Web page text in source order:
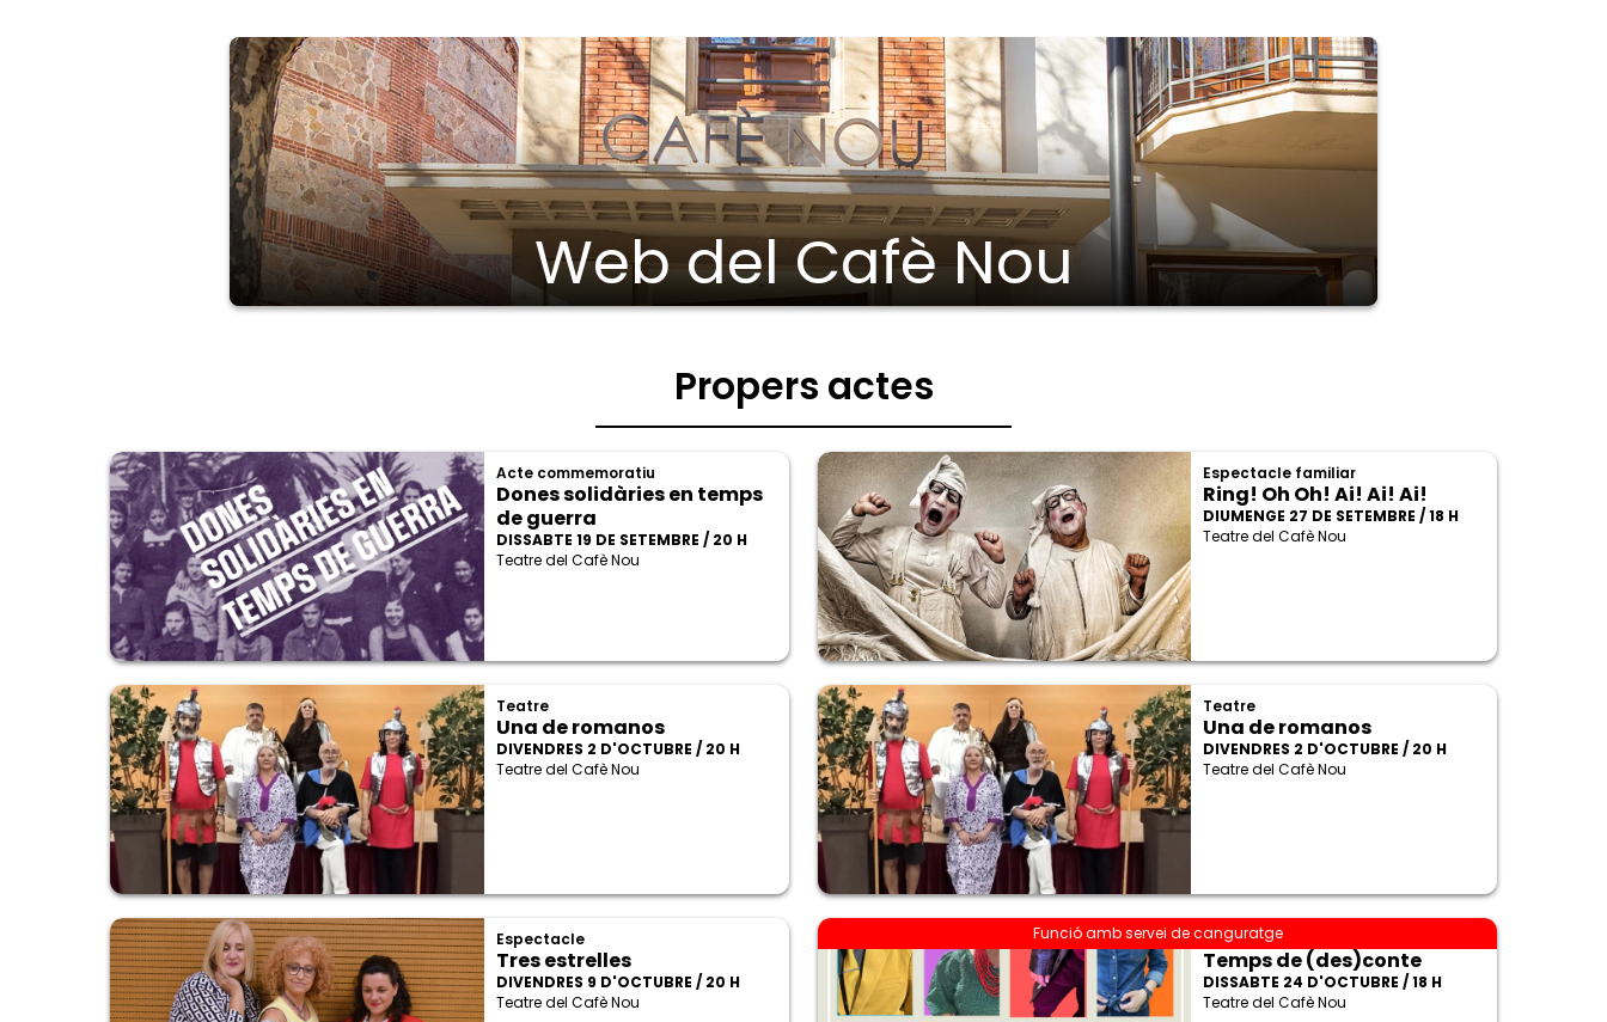
Web del Cafè Nou
Propers actes
Acte commemoratiu
Dones solidàries en temps
de guerra
DISSABTE 19 DE SETEMBRE / 20 H
Teatre del Cafè Nou
Espectacle familiar
Ring! Oh Oh! Ai! Ai! Ai!
DIUMENGE 27 DE SETEMBRE / 18 H
Teatre del Cafè Nou
Teatre
Una de romanos
DIVENDRES 2 D'OCTUBRE / 20 H
Teatre del Cafè Nou
Teatre
Una de romanos
DIVENDRES 2 D'OCTUBRE / 20 H
Teatre del Cafè Nou
Espectacle
Tres estrelles
DIVENDRES 9 D'OCTUBRE / 20 H
Teatre del Cafè Nou
Funció amb servei de canguratge
Espectacle
Temps de (des)conte
DISSABTE 24 D'OCTUBRE / 18 H
Teatre del Cafè Nou